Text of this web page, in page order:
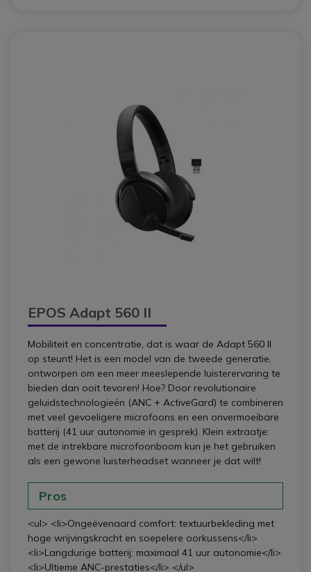
EPOS Adapt 560 II
Mobiliteit en concentratie, dat is waar de Adapt 560 II
op steunt! Het is een model van de tweede generatie,
ontworpen om een meer meeslepende luisterervaring te
bieden dan ooit tevoren! Hoe? Door revolutionaire
geluidstechnologieën (ANC + ActiveGard) te combineren
met veel gevoeligere microfoons en een onvermoeibare
batterij (41 uur autonomie in gesprek). Klein extraatje:
met de intrekbare microfoonboom kun je het gebruiken
als een gewone luisterheadset wanneer je dat wilt!
Pros
<ul> <li>Ongeëvenaard comfort: textuurbekleding met
hoge wrijvingskracht en soepelere oorkussens</li>
<li>Langdurige batterij: maximaal 41 uur autonomie</li>
<li>Ultieme ANC-prestaties</li> </ul>